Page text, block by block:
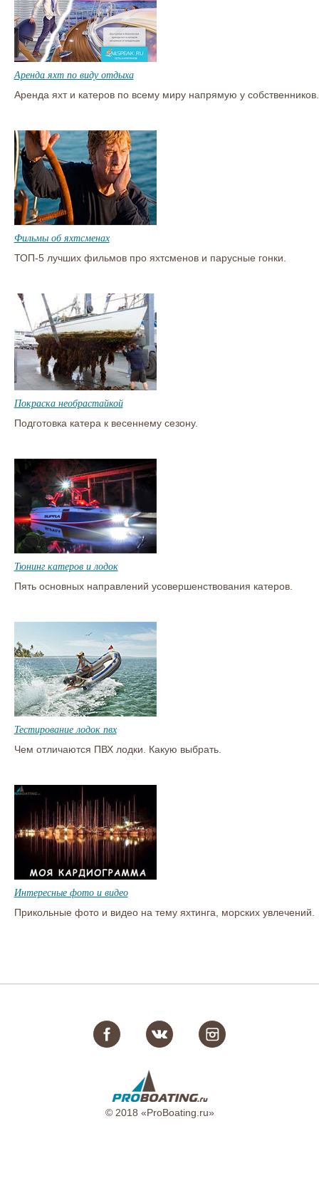
Аренда яхт по виду отдыха
Аренда яхт и катеров по всему миру напрямую у собственников.
Фильмы об яхтсменах
ТОП-5 лучших фильмов про яхтсменов и парусные гонки.
Покраска необрастайкой
Подготовка катера к весеннему сезону.
Тюнинг катеров и лодок
Пять основных направлений усовершенствования катеров.
Тестирование лодок пвх
Чем отличаются ПВХ лодки. Какую выбрать.
Интересные фото и видео
Прикольные фото и видео на тему яхтинга, морских увлечений.
© 2018 «ProBoating.ru»